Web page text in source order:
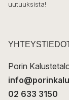
k
t
uutuuksista!
Porin
02 633 3150